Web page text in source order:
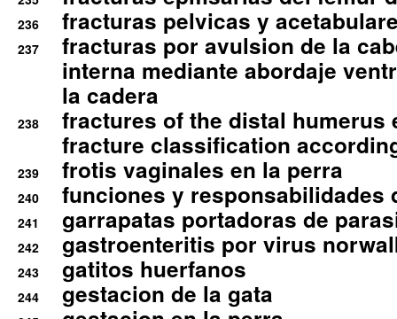
236 fracturas pelvicas y
237
fracturas por avulsion de la
interna mediante abordaje
la cadera
238
fractures of the distal humerus
fracture classification
239 frotis vaginales en la perra
240 funciones y responsabilidades
241 garrapatas portadoras de
242 gastroenteritis por virus
243 gatitos huerfanos
244 gestacion de la gata